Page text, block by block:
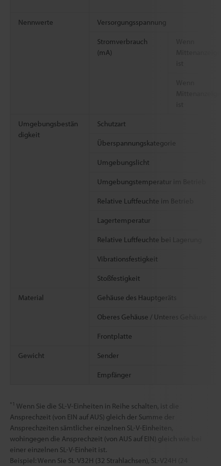
Nennwerte Versorgungsspannung
Stromverbrauch
(mA)
Umgebungsbestän
digkeit
Schutzart
Überspannungskategorie
Umgebungslicht
Umgebungstemperatur im Betrieb
Relative Luftfeuchte im Betrieb
Lagertemperatur
Relative Luftfeuchte bei Lagerung
Vibrationsfestigkeit
Stoßfestigkeit
Material Gehäuse des Hauptgeräts
Oberes Gehäuse / Unteres Gehäuse
Frontplatte
Gewicht Sender
Empfänger
*1 Wenn Sie die SL-V-Einheiten in Reihe schalten, ist die
Ansprechzeit (von EIN auf AUS) gleich der Summe der
Ansprechzeiten sämtlicher einzelnen SL-V-Einheiten,
wohingegen die Ansprechzeit (von AUS auf EIN) gleich wie bei
einer einzelnen SL-V-Einheit ist.
Beispiel: Wenn Sie SL-V32H (32 Strahlachsen), SL-V24H (24